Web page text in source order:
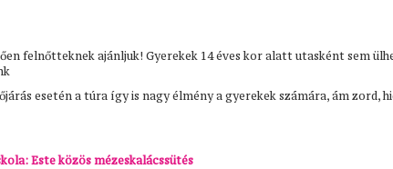
felnőtteknek ajánljuk! Gyerekek 14 éves kor alatt utasként sem
esetén a túra így is nagy élmény a gyerekek számára, ám zord,
Este közös mézeskalácssütés